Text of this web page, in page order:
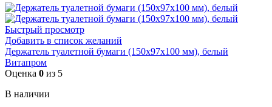
Быстрый просмотр
Добавить в список желаний
Держатель туалетной бумаги (150x97x100 мм), белый
Витапром
Оценка 0 из 5
В наличии